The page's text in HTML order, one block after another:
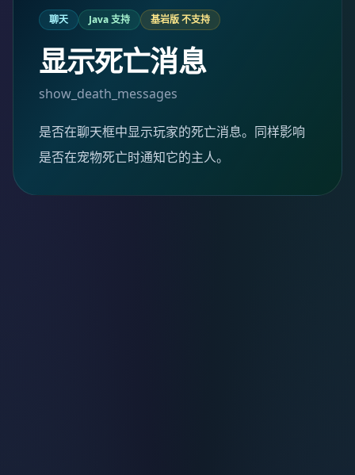
聊天 Java 支持 基岩版 不支持
显示死亡消息
show_death_messages
是否在聊天框中显示玩家的死亡消息。同样影响
是否在宠物死亡时通知它的主人。